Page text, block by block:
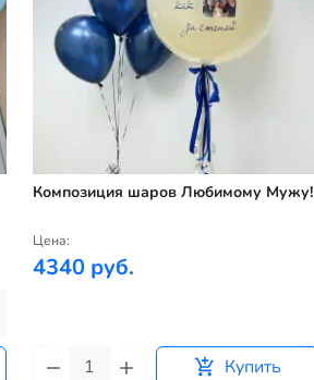
Композиция шаров Любимому Мужу!
Цена:
4340 руб.
Купить